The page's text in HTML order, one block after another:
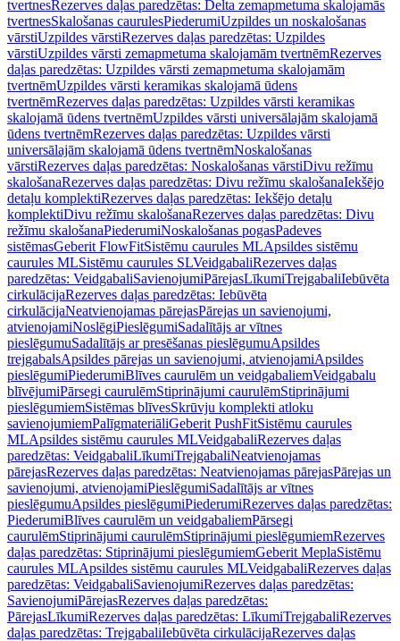
tvertnesRezerves daļas paredzētas: Delta zemapmetuma skalojamās
tvertnesSkalošanas caurulesPiederumiUzpildes un noskalošanas
vārstiUzpildes vārstiRezerves daļas paredzētas: Uzpildes
vārstiUzpildes vārsti zemapmetuma skalojamām tvertnēmRezerves
daļas paredzētas: Uzpildes vārsti zemapmetuma skalojamām
tvertnēmUzpildes vārsti keramikas skalojamā ūdens
tvertnēmRezerves daļas paredzētas: Uzpildes vārsti keramikas
skalojamā ūdens tvertnēmUzpildes vārsti universālajām skalojamā
ūdens tvertnēmRezerves daļas paredzētas: Uzpildes vārsti
universālajām skalojamā ūdens tvertnēmNoskalošanas
vārstiRezerves daļas paredzētas: Noskalošanas vārstiDivu režīmu
skalošanaRezerves daļas paredzētas: Divu režīmu skalošanaIekšējo
detaļu komplektiRezerves daļas paredzētas: Iekšējo detaļu
komplektiDivu režīmu skalošanaRezerves daļas paredzētas: Divu
režīmu skalošanaPiederumiNoskalošanas pogasPadeves
sistēmasGeberit FlowFitSistēmu caurules MLApsildes sistēmu
caurules MLSistēmu caurules SLVeidgabaliRezerves daļas
paredzētas: VeidgabaliSavienojumiPārejasLīkumiTrejgabaliIebūvēta
cirkulācijaRezerves daļas paredzētas: Iebūvēta
cirkulācijaNeatvienojamas pārejasPārejas un savienojumi,
atvienojamiNoslēgiPieslēgumiSadalītājs ar vītnes
pieslēgumuSadalītājs ar presēšanas pieslēgumuApsildes
trejgabalsApsildes pārejas un savienojumi, atvienojamiApsildes
pieslēgumiPiederumiBlīves caurulēm un veidgabaliemVeidgabalu
blīvējumiPārsegi caurulēmStiprinājumi caurulēmStiprinājumi
pieslēgumiemSistēmas blīvesSkrūvju komplekti atloku
savienojumiemPalīgmateriāliGeberit PushFitSistēmu caurules
MLApsildes sistēmu caurules MLVeidgabaliRezerves daļas
paredzētas: VeidgabaliLīkumiTrejgabaliNeatvienojamas
pārejasRezerves daļas paredzētas: Neatvienojamas pārejasPārejas un
savienojumi, atvienojamiPieslēgumiSadalītājs ar vītnes
pieslēgumuApsildes pieslēgumiPiederumiRezerves daļas paredzētas:
PiederumiBlīves caurulēm un veidgabaliemPārsegi
caurulēmStiprinājumi caurulēmStiprinājumi pieslēgumiemRezerves
daļas paredzētas: Stiprinājumi pieslēgumiemGeberit MeplaSistēmu
caurules MLApsildes sistēmu caurules MLVeidgabaliRezerves daļas
paredzētas: VeidgabaliSavienojumiRezerves daļas paredzētas:
SavienojumiPārejasRezerves daļas paredzētas:
PārejasLīkumiRezerves daļas paredzētas: LīkumiTrejgabaliRezerves
daļas paredzētas: TrejgabaliIebūvēta cirkulācijaRezerves daļas